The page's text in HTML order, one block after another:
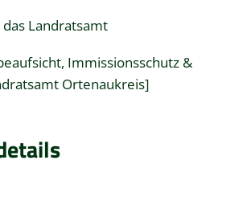
Landratsamt
Immissionsschutz &
Ortenaukreis]